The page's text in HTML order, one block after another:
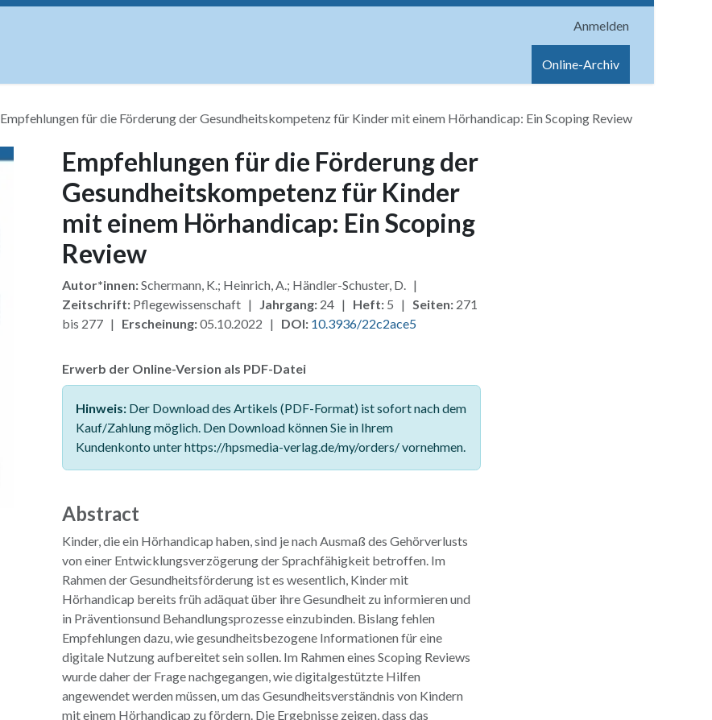
Anmelden
Online-Archiv
Empfehlungen für die Förderung der Gesundheitskompetenz für Kinder mit einem Hörhandicap: Ein Scoping Review
Empfehlungen für die Förderung der
Gesundheitskompetenz für Kinder
mit einem Hörhandicap: Ein Scoping
Review
Autor*innen:Schermann, K.; Heinrich, A.; Händler-Schuster, D. |
Zeitschrift:Pflegewissenschaft | Jahrgang:24 | Heft:5 | Seiten:271
bis 277 | Erscheinung:05.10.2022 | DOI: 10.3936/22c2ace5
Erwerb der Online-Version als PDF-Datei
Hinweis:Der Download des Artikels (PDF-Format) ist sofort nach dem
Kauf/Zahlung möglich. Den Download können Sie in Ihrem
Kundenkonto unter https://hpsmedia-verlag.de/my/orders/ vornehmen.
Abstract
Kinder, die ein Hörhandicap haben, sind je nach Ausmaß des Gehörverlusts
von einer Entwicklungsverzögerung der Sprachfähigkeit betroffen. Im
Rahmen der Gesundheitsförderung ist es wesentlich, Kinder mit
Hörhandicap bereits früh adäquat über ihre Gesundheit zu informieren und
in Präventionsund Behandlungsprozesse einzubinden. Bislang fehlen
Empfehlungen dazu, wie gesundheitsbezogene Informationen für eine
digitale Nutzung aufbereitet sein sollen. Im Rahmen eines Scoping Reviews
wurde daher der Frage nachgegangen, wie digitalgestützte Hilfen
angewendet werden müssen, um das Gesundheitsverständnis von Kindern
mit einem Hörhandicap zu fördern. Die Ergebnisse zeigen, dass das